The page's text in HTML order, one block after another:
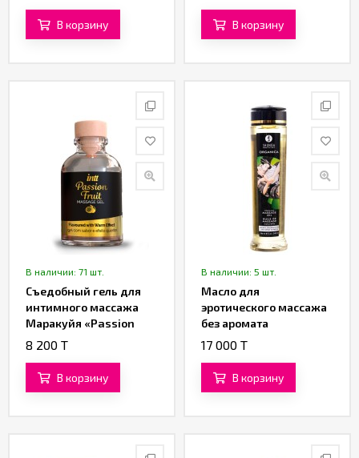
В корзину В корзину
В наличии: 71 шт.
Съедобный гель для
интимного массажа
Маракуйя «Passion
Fruit Massage Gel» от
8 200 T
В корзину
В наличии: 5 шт.
Масло для
эротического массажа
без аромата
«Organica» от
17 000 T
В корзину